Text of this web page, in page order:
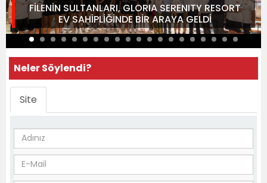
FİLENİN SULTANLARI, GLORIA SERENITY RESORT
EV SAHİPLİĞİNDE BİR ARAYA GELDİ
Neler Söylendi?
Site